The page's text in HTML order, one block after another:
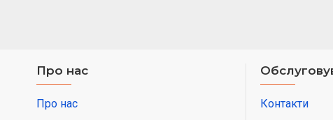
Про нас
Про нас
Контакти